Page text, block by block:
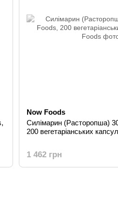
Now Foods
Силімарин (Расторопша)
200 вегетаріанських
1 462 грн